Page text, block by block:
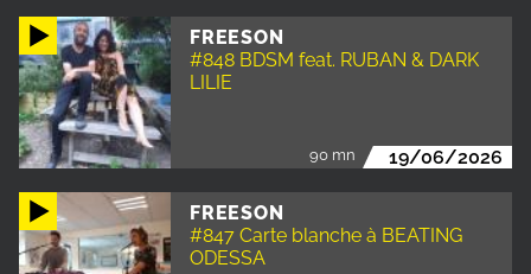
FREESON
#848 BDSM feat. RUBAN & DARK
LILIE
90 mn 19/06/2026
FREESON
#847 Carte blanche à BEATING
ODESSA